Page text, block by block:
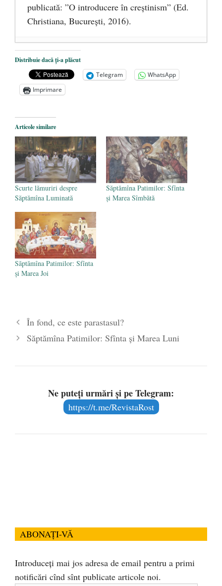
publicată: ”O introducere în creștinism” (Ed.
Christiana, Bucureşti, 2016).
DANA KONYA-PETRIȘOR, ÎNTRU
VEȘNICĂ POMENIRE
- 17 martie 2021
ÎNĂLȚATU-S-A! - 28 mai 2020
Sic credo – Francisco Franco (1892-1975)
Distribuie dacă ți-a plăcut
Telegram
WhatsApp
Imprimare
Articole similare
Scurte lămuriri despre
Săptămîna Luminată
Săptămîna Patimilor: Sfînta
și Marea Sîmbătă
Săptămîna Patimilor: Sfînta
și Marea Joi
În fond, ce este parastasul?
Săptămîna Patimilor: Sfînta și Marea Luni
Ne puteți urmări și pe Telegram:
https://t.me/RevistaRost
ABONAȚI-VĂ
Introduceți mai jos adresa de email pentru a primi
notificări cînd sînt publicate articole noi.